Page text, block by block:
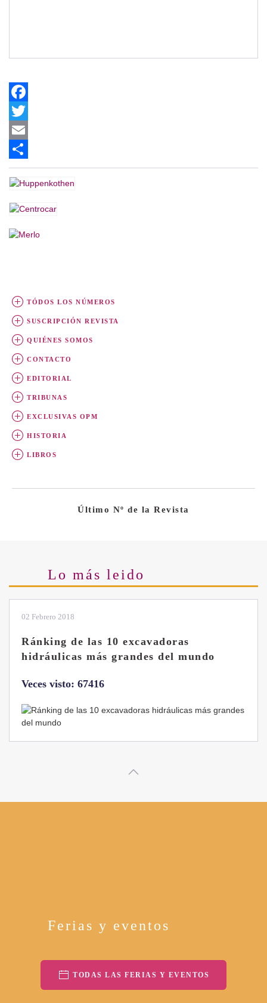
Facebook
Twitter
Email
Share
TÓDOS LOS NÚMEROS
SUSCRIPCIÓN REVISTA
QUIÉNES SOMOS
CONTACTO
EDITORIAL
TRIBUNAS
EXCLUSIVAS OPM
HISTORIA
LIBROS
Último Nº de la Revista
Lo más leido
02 Febrero 2018
Ránking de las 10 excavadoras
hidráulicas más grandes del mundo
Veces visto: 67416
Ferias y eventos
TODAS LAS FERIAS Y EVENTOS